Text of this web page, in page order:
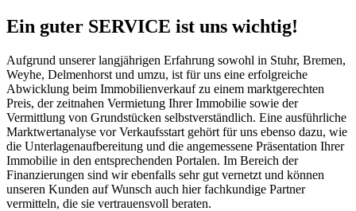
Ein guter SERVICE ist uns wichtig!
Aufgrund unserer langjährigen Erfahrung sowohl in Stuhr, Bremen,
Weyhe, Delmenhorst und umzu, ist für uns eine erfolgreiche
Abwicklung beim Immobilienverkauf zu einem marktgerechten
Preis, der zeitnahen Vermietung Ihrer Immobilie sowie der
Vermittlung von Grundstücken selbstverständlich. Eine ausführliche
Marktwertanalyse vor Verkaufsstart gehört für uns ebenso dazu, wie
die Unterlagenaufbereitung und die angemessene Präsentation Ihrer
Immobilie in den entsprechenden Portalen. Im Bereich der
Finanzierungen sind wir ebenfalls sehr gut vernetzt und können
unseren Kunden auf Wunsch auch hier fachkundige Partner
vermitteln, die sie vertrauensvoll beraten.